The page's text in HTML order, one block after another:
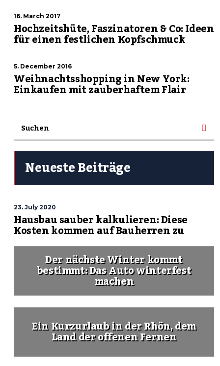
16. March 2017
Hochzeitshüte, Faszinatoren & Co: Ideen
für einen festlichen Kopfschmuck
5. December 2016
Weihnachtsshopping in New York:
Einkaufen mit zauberhaftem Flair
Neueste Beiträge
23. July 2020
Hausbau sauber kalkulieren: Diese
Kosten kommen auf Bauherren zu
Der nächste Winter kommt
bestimmt: Das Auto winterfest
machen
Ein Kurzurlaub in der Rhön, dem
Land der offenen Fernen